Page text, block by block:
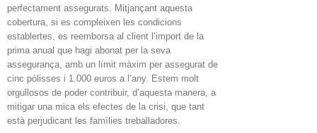
perfectament assegurats. Mitjançant aquesta
cobertura, si es compleixen les condicions
establertes, es reemborsa al client l’import de la
prima anual que hagi abonat per la seva
assegurança, amb un límit màxim per assegurat de
cinc pòlisses i 1.000 euros a l’any. Estem molt
orgullosos de poder contribuir, d’aquesta manera, a
mitigar una mica els efectes de la crisi, que tant
està perjudicant les famílies treballadores.